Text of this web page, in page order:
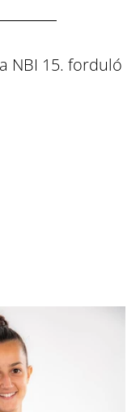
NBI 15. forduló